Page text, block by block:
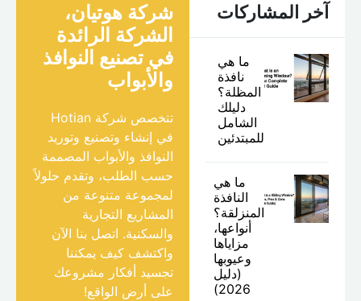
آخر المشاركات
ما هي
نافذة
المظلة؟
دليلك
الشامل
للمبتدئين
ما هي
النافذة
المنزلقة؟
أنواعها،
مزاياها
وعيوبها
(دليل
2026)
شركة هوتيان،
الشركة الرائدة
في تصنيع النوافذ
والأبواب
تتخصص شركة Hotian
في إنشاء وتصنيع وتوريد
النوافذ والأبواب المصممة
حسب الطلب، وتقدم حلولاً
لمجموعة متنوعة من
المشاريع التجارية
والسكنية. اتصل بنا الآن
واكتشف كيف يمكننا
تجسيد أفكار مشروعك
على أرض الواقع!